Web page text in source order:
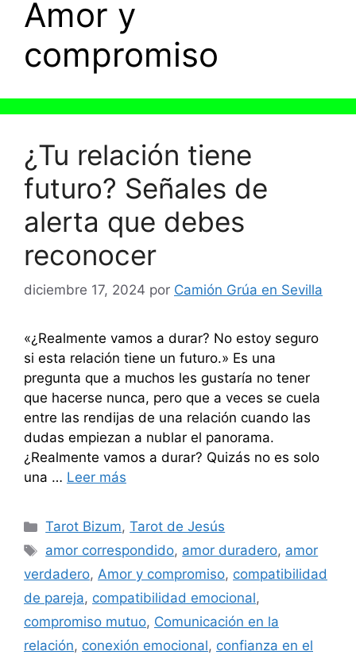
Amor y
compromiso
¿Tu relación tiene
futuro? Señales de
alerta que debes
reconocer
diciembre 17, 2024 por Camión Grúa en Sevilla
«¿Realmente vamos a durar? No estoy seguro
si esta relación tiene un futuro.» Es una
pregunta que a muchos les gustaría no tener
que hacerse nunca, pero que a veces se cuela
entre las rendijas de una relación cuando las
dudas empiezan a nublar el panorama.
¿Realmente vamos a durar? Quizás no es solo
una … Leer más
Categorías
Tarot Bizum,Tarot de Jesús
Etiquetas
amor correspondido, amor duradero, amor
verdadero, Amor y compromiso, compatibilidad
de pareja, compatibilidad emocional,
compromiso mutuo, Comunicación en la
relación, conexión emocional, confianza en el